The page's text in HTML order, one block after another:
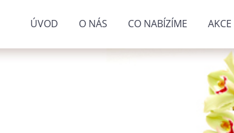
ÚVOD O NÁS CO NABÍZÍME AKCE